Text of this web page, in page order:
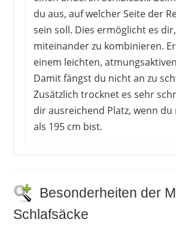
du aus, auf welcher Seite der
sein soll. Dies ermöglicht es
miteinander zu kombinieren.
einem leichten,
Damit fängst du nicht an zu
Zusätzlich trocknet es sehr
dir ausreichend Platz, wenn
als 195 cm bist.
Die Käufer sind mit dem Preis-
Verhältnis zufrieden. Besonders
über die großzügige Beinfreiheit,
Deckenschlafsack zu den Beinen
wird. Das ermöglicht ihnen
Besonderheiten der
Schlafsäcke